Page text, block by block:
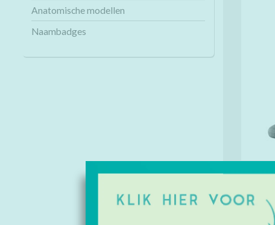
Anatomische modellen
Naambadges